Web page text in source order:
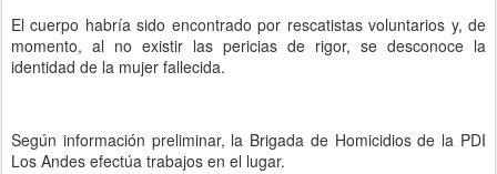
El cuerpo habría sido encontrado por rescatistas voluntarios y, de
momento, al no existir las pericias de rigor, se desconoce la
identidad de la mujer fallecida.
Según información preliminar, la Brigada de Homicidios de la PDI
Los Andes efectúa trabajos en el lugar.